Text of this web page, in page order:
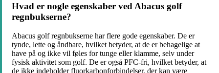
Hvad er nogle egenskaber ved Abacus golf
regnbukserne?
Abacus golf regnbukserne har flere gode egenskaber. De er
tynde, lette og åndbare, hvilket betyder, at de er behagelige at
have på og ikke vil føles for tunge eller klamme, selv under
fysisk aktivitet som golf. De er også PFC-fri, hvilket betyder, at
de ikke indeholder fluorkarbonforbindelser, der kan være